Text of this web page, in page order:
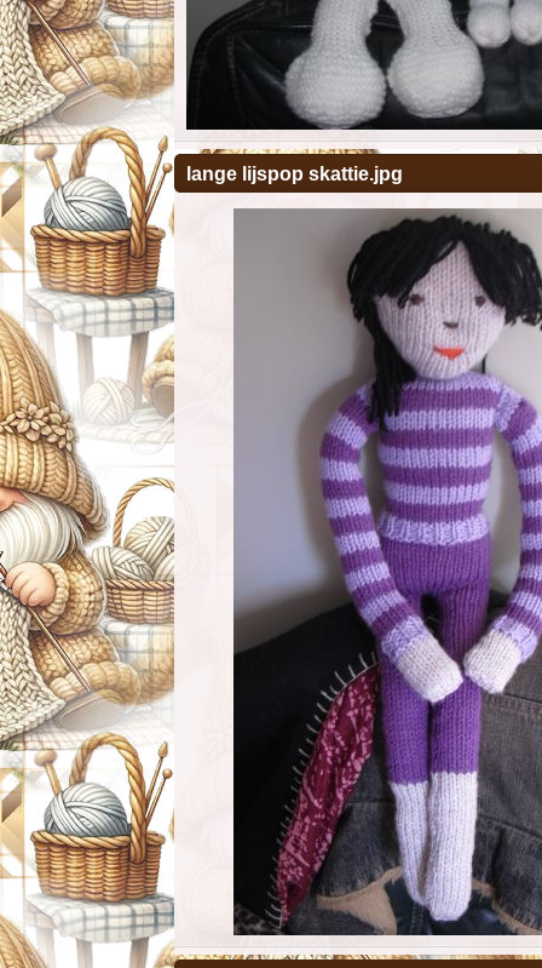
lange lijspop skattie.jpg